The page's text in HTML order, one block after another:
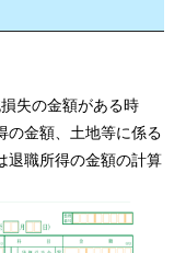
失の金額がある時
の金額、土地等に係る
退職所得の金額の計算